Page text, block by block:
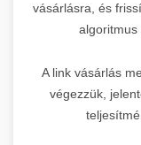
vásárlásra, és
algoritmus
A link vásárlás
végezzük,